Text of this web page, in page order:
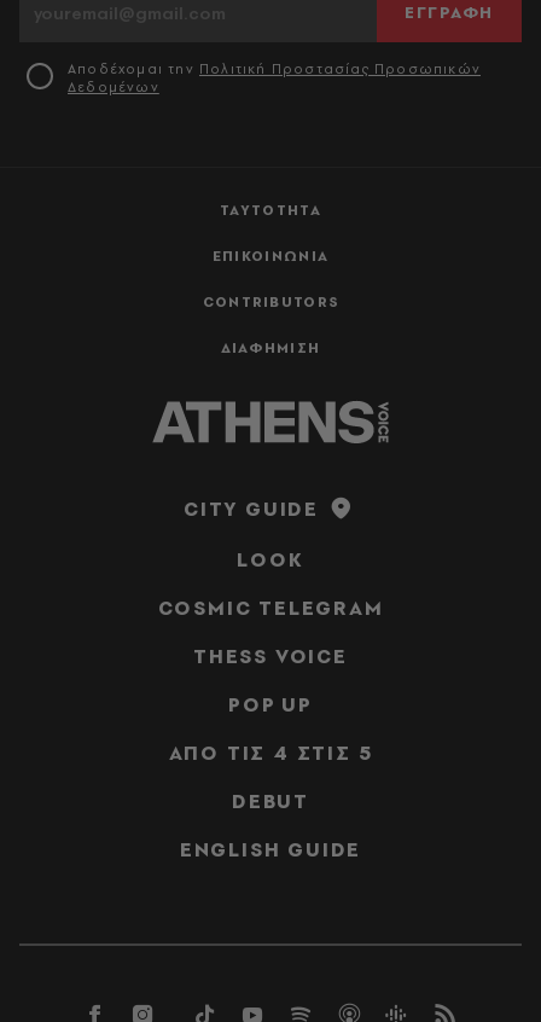
ΤΑΥΤΟΤΗΤΑ
ΕΠΙΚΟΙΝΩΝΙΑ
CONTRIBUTORS
ΔΙΑΦΗΜΙΣΗ
ΕΓΓΡΑΦΗ
Αποδέχομαι την Πολιτική Προστασίας Προσωπικών
Δεδομένων
CITY GUIDE
LOOK
COSMIC TELEGRAM
THESS VOICE
POP UP
ΑΠΟ ΤΙΣ 4 ΣΤΙΣ 5
DEBUT
ENGLISH GUIDE